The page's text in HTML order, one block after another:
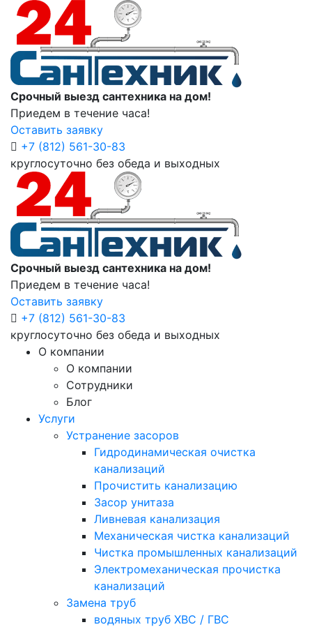
Срочный выезд сантехника на дом!
Приедем в течение часа!
Оставить заявку
+7 (812) 561-30-83
круглосуточно без обеда и выходных
Срочный выезд сантехника на дом!
Приедем в течение часа!
Оставить заявку
+7 (812) 561-30-83
круглосуточно без обеда и выходных
О компании
О компании
Сотрудники
Блог
Услуги
Устранение засоров
Гидродинамическая очистка
канализаций
Прочистить канализацию
Засор унитаза
Ливневая канализация
Механическая чистка канализаций
Чистка промышленных канализаций
Электромеханическая прочистка
канализаций
Замена труб
водяных труб ХВС / ГВС